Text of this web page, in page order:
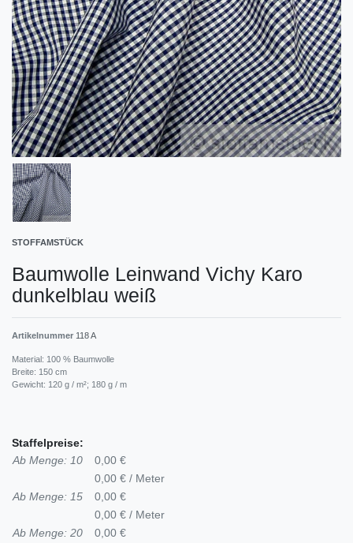
STOFFAMSTÜCK
Baumwolle Leinwand Vichy Karo
dunkelblau weiß
Artikelnummer 118 A
Material: 100 % Baumwolle
Breite: 150 cm
Gewicht: 120 g / m²; 180 g / m
Staffelpreise:
Ab Menge: 10
0,00 €
0,00 € / Meter
Ab Menge: 15
0,00 €
0,00 € / Meter
Ab Menge: 20
0,00 €